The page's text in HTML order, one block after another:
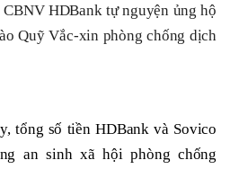
HDBank tự nguyện ủng hộ
Quỹ Vắc-xin phòng chống dịch
tổng số tiền HDBank và Sovico
an sinh xã hội phòng chống